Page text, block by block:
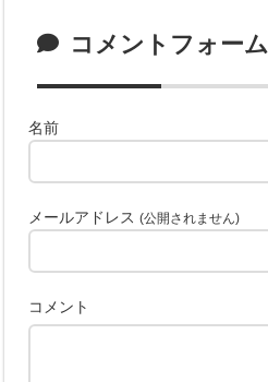
コメントフォーム
名前
メールアドレス(公開されません)
コメント